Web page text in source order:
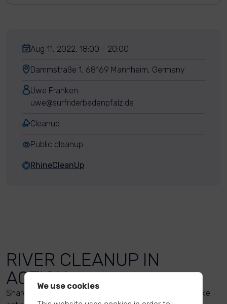
Aug 11, 2022, 18:00 - 20:00
Dammstraße 1, 68169 Mannheim, Germany
Uwe Franken
uwe@surfriderbadenpfalz.de
Cleanup
Public cleanup
RhineCleanUp
RIVER CLEANUP IN
ACTION
Share your action photos here and inspire others to take
We use cookies